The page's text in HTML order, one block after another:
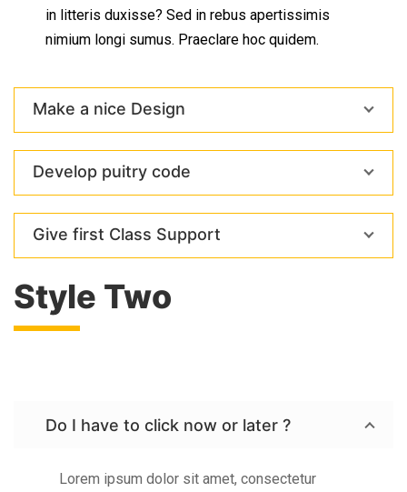
in litteris duxisse? Sed in rebus apertissimis
nimium longi sumus. Praeclare hoc quidem.
Make a nice Design
Develop puitry code
Give first Class Support
Style Two
Do I have to click now or later ?
Lorem ipsum dolor sit amet, consectetur